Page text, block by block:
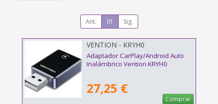
Ant. 01 Sig.
VENTION - KRYH0
Adaptador CarPlay/Android Auto
Inalámbrico Vention KRYH0
27,25 €
Comprar